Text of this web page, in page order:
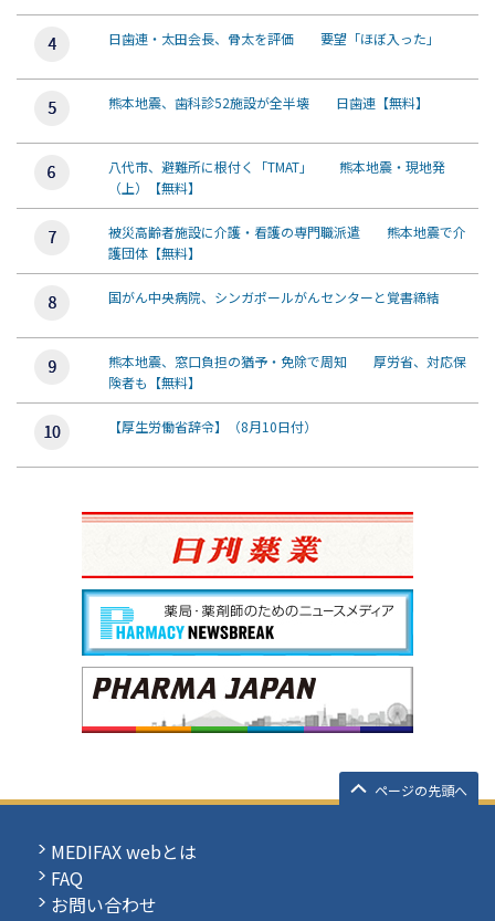
日歯連・太田会長、骨太を評価 要望「ほぼ入った」
熊本地震、歯科診52施設が全半壊 日歯連【無料】
八代市、避難所に根付く「TMAT」 熊本地震・現地発
（上）【無料】
被災高齢者施設に介護・看護の専門職派遣 熊本地震で介
護団体【無料】
国がん中央病院、シンガポールがんセンターと覚書締結
熊本地震、窓口負担の猶予・免除で周知 厚労省、対応保
険者も【無料】
【厚生労働省辞令】（8月10日付）
ページの先頭へ
MEDIFAX webとは
FAQ
お問い合わせ